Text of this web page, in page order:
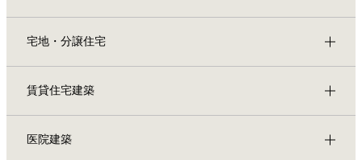
宅地・分譲住宅
賃貸住宅建築
医院建築